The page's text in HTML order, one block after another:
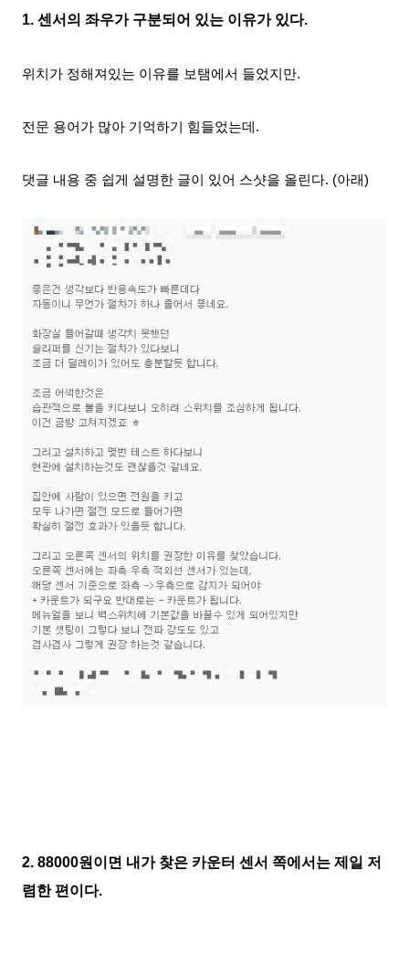
1. 센서의 좌우가 구분되어 있는 이유가 있다.
위치가 정해져있는 이유를 보탬에서 들었지만.
전문 용어가 많아 기억하기 힘들었는데.
댓글 내용 중 쉽게 설명한 글이 있어 스샷을 올린다. (아래)
2. 88000원이면 내가 찾은 카운터 센서 쪽에서는 제일 저
렴한 편이다.